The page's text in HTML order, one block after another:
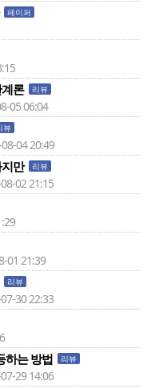
페이퍼
론 리뷰
05 06:04
뷰
04 20:49
지만 리뷰
02 21:15
01 21:39
리뷰
30 22:33
하는 방법 리뷰
29 14:06